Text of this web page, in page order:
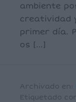
ambiente
creatividad
primer día.
os […]
Archivado en:
Etiquetado